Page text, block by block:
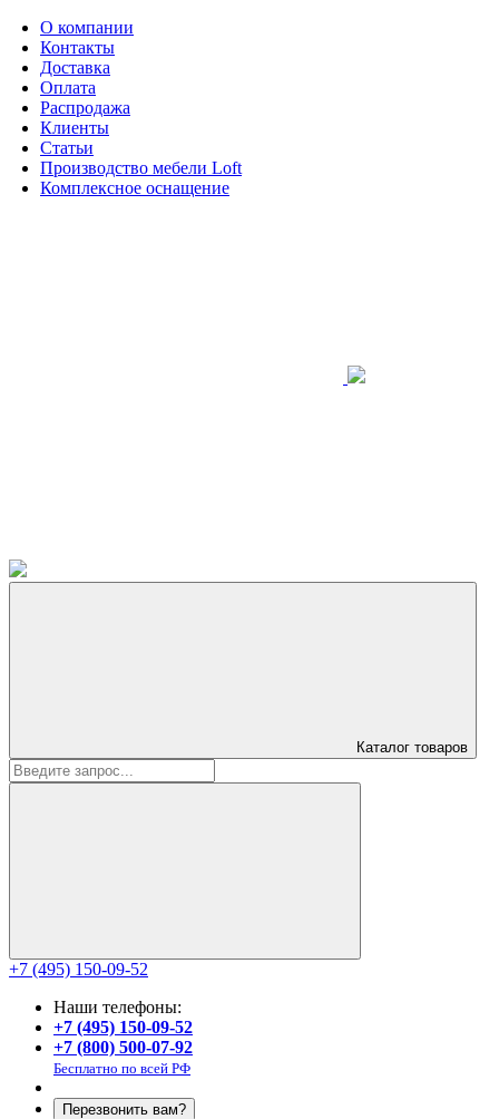
О компании
Контакты
Доставка
Оплата
Распродажа
Клиенты
Статьи
Производство мебели Loft
Комплексное оснащение
Каталог товаров
+7 (495) 150-09-52
Наши телефоны:
+7 (495) 150-09-52
+7 (800) 500-07-92
Бесплатно по всей РФ
Перезвонить вам?